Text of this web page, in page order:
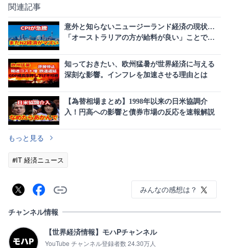
関連記事
意外と知らないニュージーランド経済の現状…
「オーストラリアの方が給料が良い」ことで進
知っておきたい、欧州猛暑が世界経済に与える
深刻な影響。インフレを加速させる理由とは
【為替相場まとめ】1998年以来の日米協調介
入！円高への影響と債券市場の反応を速報解説
もっと見る
#IT 経済ニュース
みんなの感想は？
チャンネル情報
【世界経済情報】モハPチャンネル
YouTube チャンネル登録者数 24.30万人